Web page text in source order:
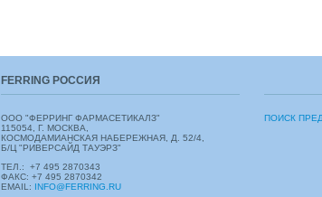
FERRING РОССИЯ
ООО "ФЕРРИНГ ФАРМАСЕТИКАЛЗ"
115054, Г. МОСКВА,
КОСМОДАМИАНСКАЯ НАБЕРЕЖНАЯ, Д. 52/4,
Б/Ц "РИВЕРСАЙД ТАУЭРЗ"
ТЕЛ.: +7 495 2870343
ФАКС: +7 495 2870342
EMAIL: INFO@FERRING.RU
ПОИСК